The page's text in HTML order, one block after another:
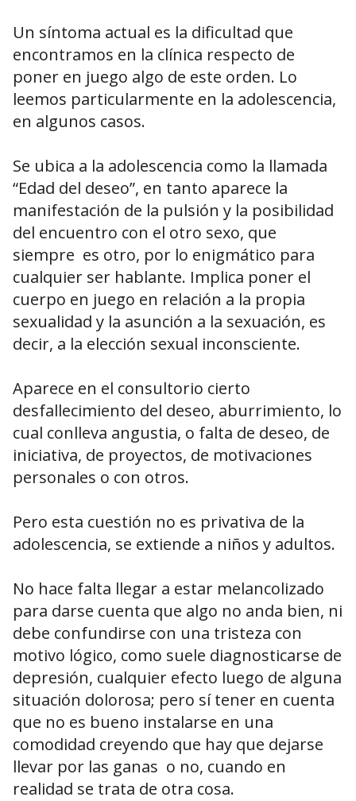
Un síntoma actual es la dificultad que
encontramos en la clínica respecto de
poner en juego algo de este orden. Lo
leemos particularmente en la adolescencia,
en algunos casos.
Se ubica a la adolescencia como la llamada
“Edad del deseo”, en tanto aparece la
manifestación de la pulsión y la posibilidad
del encuentro con el otro sexo, que
siempre es otro, por lo enigmático para
cualquier ser hablante. Implica poner el
cuerpo en juego en relación a la propia
sexualidad y la asunción a la sexuación, es
decir, a la elección sexual inconsciente.
Aparece en el consultorio cierto
desfallecimiento del deseo, aburrimiento, lo
cual conlleva angustia, o falta de deseo, de
iniciativa, de proyectos, de motivaciones
personales o con otros.
Pero esta cuestión no es privativa de la
adolescencia, se extiende a niños y adultos.
No hace falta llegar a estar melancolizado
para darse cuenta que algo no anda bien, ni
debe confundirse con una tristeza con
motivo lógico, como suele diagnosticarse de
depresión, cualquier efecto luego de alguna
situación dolorosa; pero sí tener en cuenta
que no es bueno instalarse en una
comodidad creyendo que hay que dejarse
llevar por las ganas o no, cuando en
realidad se trata de otra cosa.